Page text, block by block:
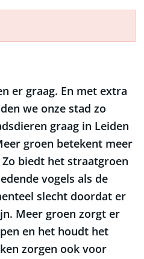
er graag. En met extra
we onze stad zo
graag in Leiden
groen betekent meer
biedt het straatgroen
vogels als de
slecht doordat er
Meer groen zorgt er
en het houdt het
zorgen ook voor